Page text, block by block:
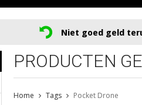
Niet goed geld
PRODUCTEN
Home Tags Pocket Drone